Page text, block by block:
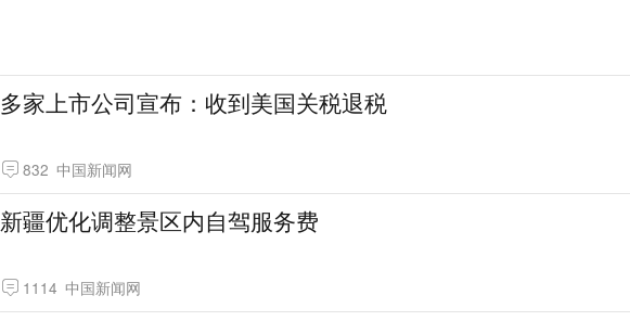
多家上市公司宣布：收到美国关税退税
832 中国新闻网
新疆优化调整景区内自驾服务费
1114 中国新闻网